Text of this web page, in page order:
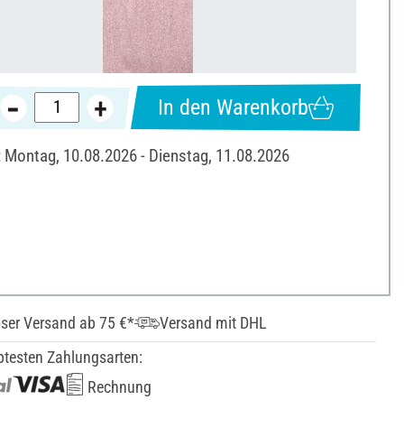
In den Warenkorb
10.08.2026 - Dienstag, 11.08.2026
Versand ab 75 €*
Versand mit DHL
Zahlungsarten:
Rechnung